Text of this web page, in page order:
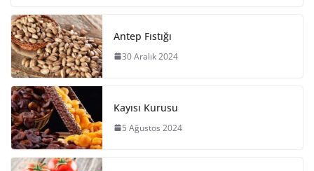
Antep Fıstığı
30 Aralık 2024
Kayısı Kurusu
5 Ağustos 2024